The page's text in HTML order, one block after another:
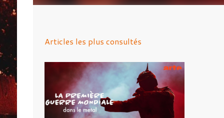
Articles les plus consultés